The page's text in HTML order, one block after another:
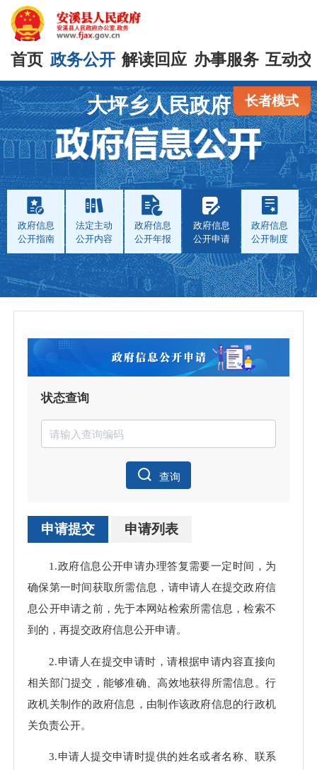
首页 政务公开 解读回应 办事服务 互动
长者模式
大坪乡人民政府
政府信息
公开指南
法定主动
公开内容
政府信息
公开年报
政府信息
公开申请
政府信息
公开制度
状态查询
查询
申请提交 申请列表
1.政府信息公开申请办理答复需要一定时间，为
确保第一时间获取所需信息，请申请人在提交政府信
息公开申请之前，先于本网站检索所需信息，检索不
到的，再提交政府信息公开申请。
2.申请人在提交申请时，请根据申请内容直接向
相关部门提交，能够准确、高效地获得所需信息。行
政机关制作的政府信息，由制作该政府信息的行政机
关负责公开。
3.申请人提交申请时提供的姓名或者名称、联系